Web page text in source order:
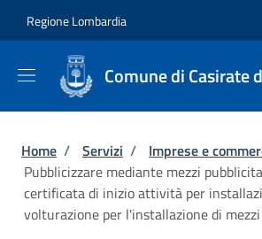
Regione Lombardia
Comune di Casirate
Briciole di pane
Home / Servizi / Imprese e
Pubblicizzare mediante mezzi
certificata di inizio attività per
volturazione per l'installazione di